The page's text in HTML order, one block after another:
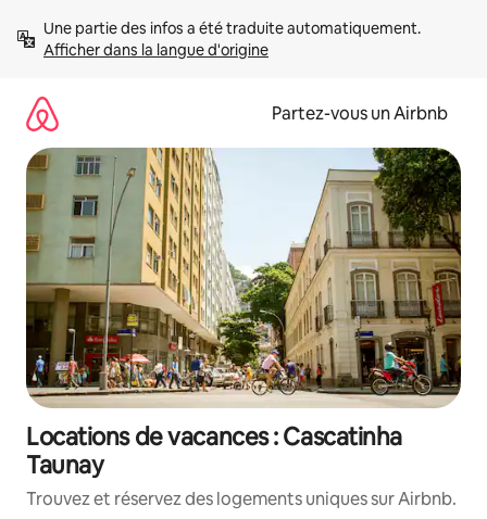
directement
Afficher dans la langue d'origine
Partez-vous un Airbnb
Locations de vacances : Cascatinha
Taunay
Trouvez et réservez des logements uniques sur Airbnb.